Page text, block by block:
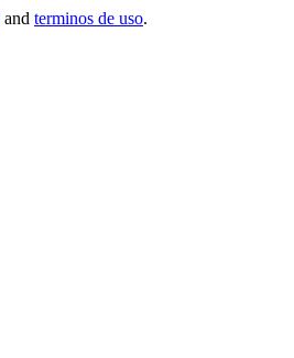
and terminos de uso.